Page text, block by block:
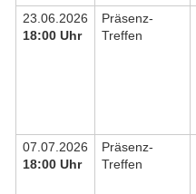
23.06.2026
18:00 Uhr
Präsenz-
Treffen
07.07.2026
18:00 Uhr
Präsenz-
Treffen